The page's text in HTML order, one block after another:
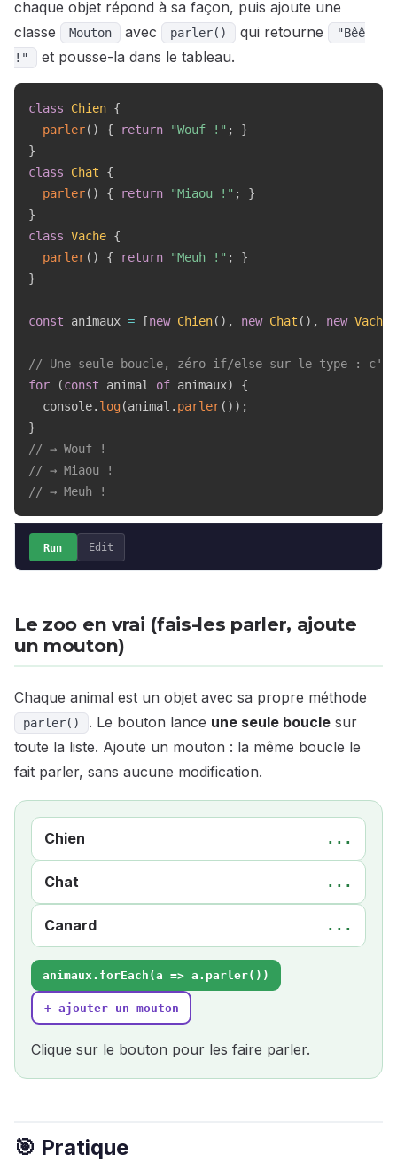
chaque objet répond à sa façon, puis ajoute une
classe
Mouton avec parler() qui retourne
"Bêê
!"
et pousse-la dans le tableau.
class Chien {
parler( ) { return "Wouf !" ;
}
}
class
Chat
{
parler( ) { return "Miaou !" ;
}
}
class Vache {
parler( ) { return "Meuh !" ;
}
}
const animaux = [new Chien( ) , new Chat ( ) , new Vache
// Une seule boucle, zéro if/else sur le type : c'est
for
(const animal of animaux)
{
  console
. log(animal . parler( ) ) ;
}
// → Wouf !
// → Miaou !
// → Meuh !
Run Edit
Le zoo en vrai (fais-les parler, ajoute
un mouton)
Chaque animal est un objet avec sa propre méthode
parler() . Le bouton lance une seule boucle sur
toute la liste. Ajoute un mouton : la même boucle le
fait parler, sans aucune modification.
Chien ...
Chat ...
Canard ...
animaux.forEach(a => a.parler())
+ ajouter un mouton
Clique sur le bouton pour les faire parler.
🎯 Pratique